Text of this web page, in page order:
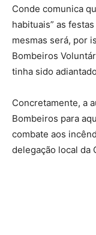
Conde comunica
habituais” as
mesmas será, por
Bombeiros
tinha sido
Concretamente, a
Bombeiros para
combate aos
delegação local da